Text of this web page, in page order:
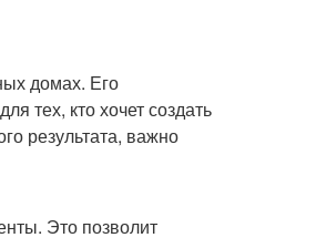
домах. Его
тех, кто хочет создать
результата, важно
Это позволит